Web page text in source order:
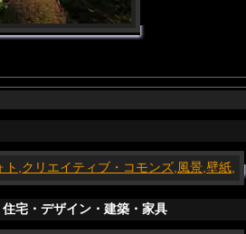
宅・デザイン・建築・家具